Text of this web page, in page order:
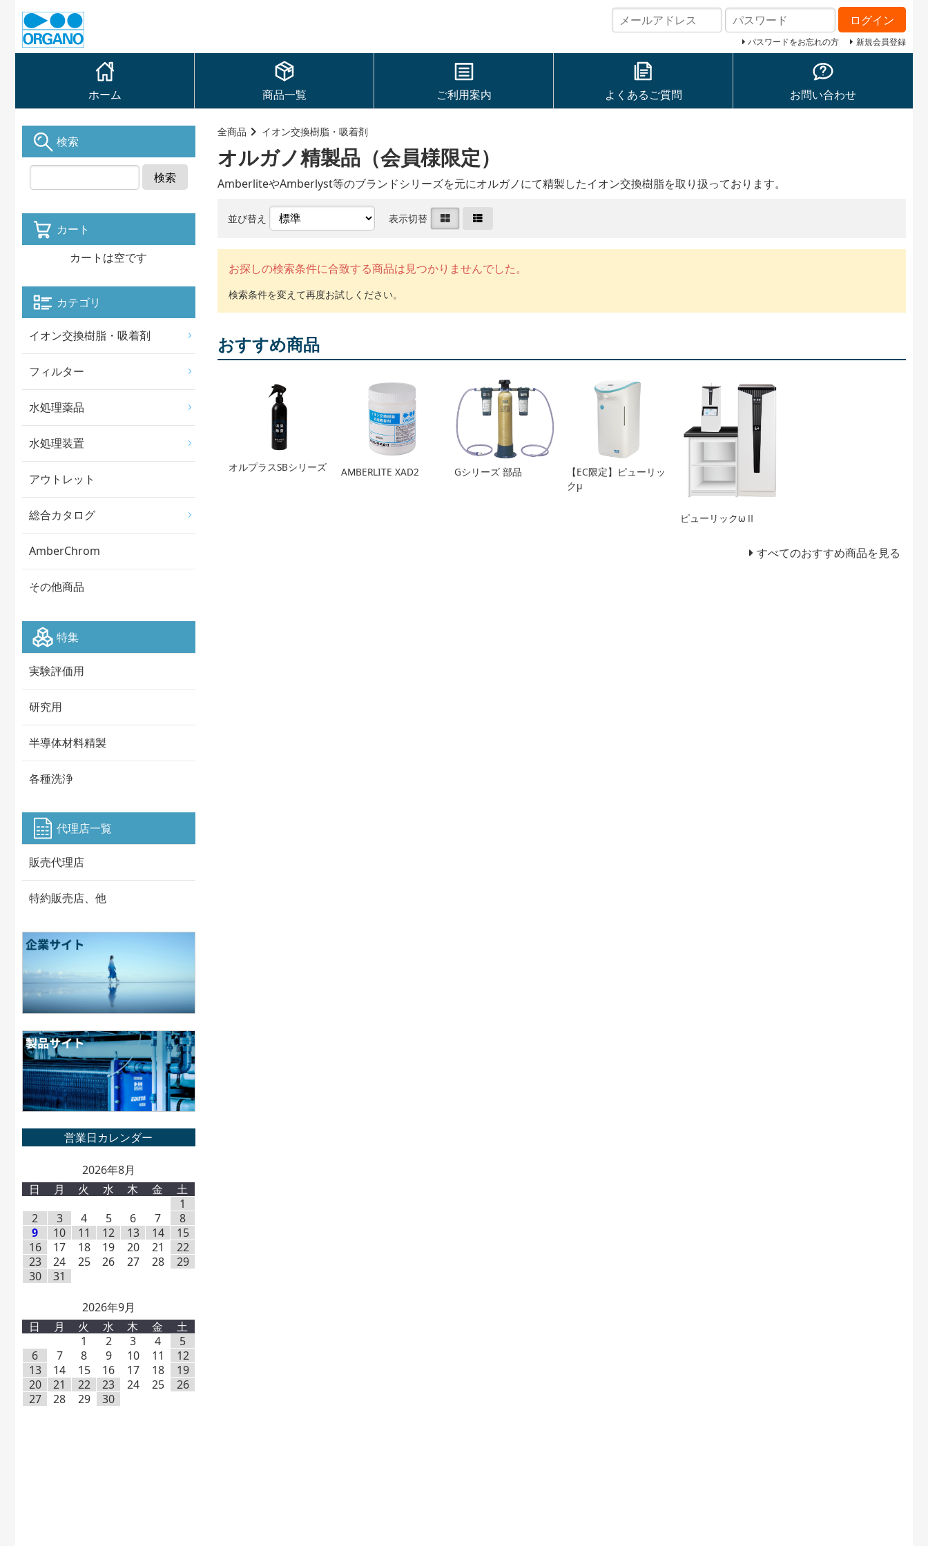
ログイン
パスワードをお忘れの方 新規会員登録
ホーム 商品一覧 ご利用案内 よくあるご質問 お問い合わせ
全商品 イオン交換樹脂・吸着剤
オルガノ精製品（会員様限定）
AmberliteやAmberlyst等のブランドシリーズを元にオルガノにて精製したイオン交換樹脂を取り扱っております。
並び替え 表示切替
お探しの検索条件に合致する商品は見つかりませんでした。
おすすめ商品
オルプラスSBシリーズ AMBERLITE XAD2 Gシリーズ 部品
【EC限定】ピューリッ
クμ
ピューリックωⅡ
すべてのおすすめ商品を見る
検索
検索
カート
カートは空です
カテゴリ
イオン交換樹脂・吸着剤
フィルター
水処理薬品
水処理装置
アウトレット
総合カタログ
AmberChrom
その他商品
特集
実験評価用
研究用
半導体材料精製
各種洗浄
代理店一覧
販売代理店
特約販売店、他
2026年8月
日
月 火 水 木 金
土
1
2
3 4 5 6 7
8
9
10 11 12 13 14
15
16
17 18 19 20 21
22
23
24 25 26 27 28
29
30
31
2026年9月
日
月 火 水 木 金
土
1
2 3 4
5
6
7 8 9 10 11
12
13
14 15 16 17 18
19
20
21 22 23 24 25
26
27
28 29 30